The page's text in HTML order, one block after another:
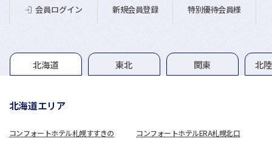
会員ログイン 新規会員登録 特別優待会員様
グループホテル一覧
北海道 東北 関東 北
北海道エリア
コンフォートホテル札幌すすきの コンフォートホテルERA札幌北口